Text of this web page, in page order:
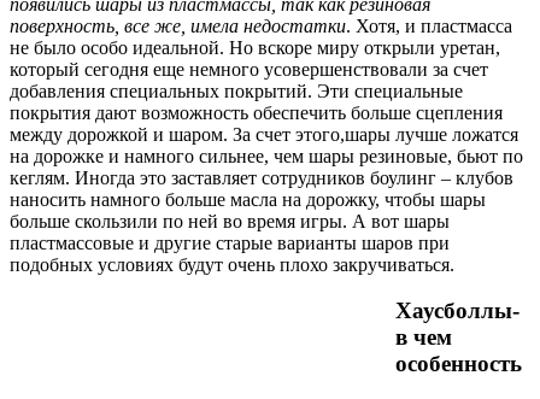
поверхность, все же, имела недостатки. Хотя, и пластмасса
не было особо идеальной. Но вскоре миру открыли уретан,
который сегодня еще немного усовершенствовали за счет
добавления специальных покрытий. Эти специальные
покрытия дают возможность обеспечить больше сцепления
между дорожкой и шаром. За счет этого,шары лучше ложатся
на дорожке и намного сильнее, чем шары резиновые, бьют по
кеглям. Иногда это заставляет сотрудников боулинг – клубов
наносить намного больше масла на дорожку, чтобы шары
больше скользили по ней во время игры. А вот шары
пластмассовые и другие старые варианты шаров при
подобных условиях будут очень плохо закручиваться.
Хаусболлы-
в чем
особенность